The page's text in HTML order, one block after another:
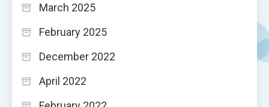
March 2025
February 2025
December 2022
April 2022